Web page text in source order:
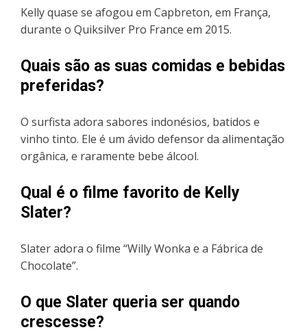
Kelly quase se afogou em Capbreton, em França,
durante o Quiksilver Pro France em 2015.
Quais são as suas comidas e bebidas
preferidas?
O surfista adora sabores indonésios, batidos e
vinho tinto. Ele é um ávido defensor da alimentação
orgânica, e raramente bebe álcool.
Qual é o filme favorito de Kelly
Slater?
Slater adora o filme “Willy Wonka e a Fábrica de
Chocolate”.
O que Slater queria ser quando
crescesse?